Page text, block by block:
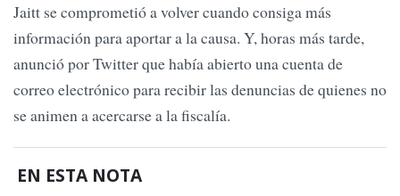
Jaitt se comprometió a volver cuando consiga más
información para aportar a la causa. Y, horas más tarde,
anunció por Twitter que había abierto una cuenta de
correo electrónico para recibir las denuncias de quienes no
se animen a acercarse a la fiscalía.
EN ESTA NOTA